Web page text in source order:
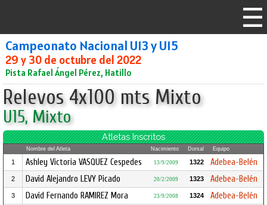
Campeonato Nacional U13 y U15
29 y 30 de octubre del 2022
Pista Rafael Ángel Pérez, Hatillo
Relevos 4x100 mts Mixto
U15, Mixto
Atletas Inscritos
Nombre del Atleta Nacimiento Dorsal Equipo
1 Ashley Victoria VASQUEZ Cespedes 13/9/2009 1322 Adebea-Belén
2 David Alejandro LEVY Picado 20/2/2009 1323 Adebea-Belén
3 David Fernando RAMIREZ Mora 23/9/2008 1324 Adebea-Belén